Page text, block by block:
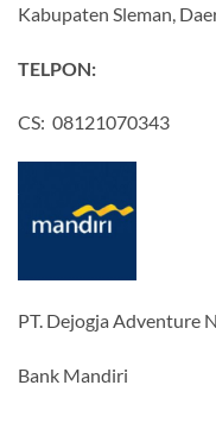
Kabupaten Sleman,
TELPON:
CS: 08121070343
PT. Dejogja Adventure
Bank Mandiri